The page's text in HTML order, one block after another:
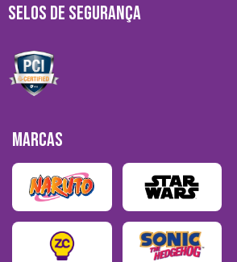
SELOS DE SEGURANÇA
MARCAS